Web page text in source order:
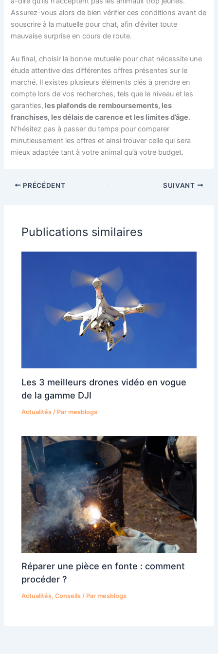
Assurez-vous alors de bien vérifier ces conditions avant de
souscrire à la mutuelle pour chat, afin d’éviter toute
mauvaise surprise en cours de route.
Au final, choisir la bonne mutuelle pour chat nécessite une
étude attentive des différentes offres présentes sur le
marché. Il existes plusieurs éléments clés à prendre en
compte lors de vos recherches, tels que le niveau et les
garanties, les plafonds de remboursements, les
franchises, les délais de carence et les limites d’âge.
N’hésitez pas à passer du temps pour comparer
minutieusement les offres et ainsi trouver celle qui sera
mieux adaptée tant à votre animal qu’à votre budget.
PRÉCÉDENT SUIVANT
Publications similaires
Les 3 meilleurs drones vidéo en vogue
de la gamme DJI
Actualités / Parmesblogs
Réparer une pièce en fonte : comment
procéder ?
Actualités,Conseils / Parmesblogs